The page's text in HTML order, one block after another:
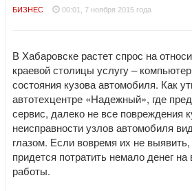
БИЗНЕС 00:01, 7 ноября 2015 года
В Хабаровске растет спрос на
краевой столицы услугу –
состояния кузова автомобиля. Как
автотехцентре «Надежный», где
сервис, далеко не все повреждения
неисправности узлов автомобиля
глазом. Если вовремя их не
придется потратить немало денег
работы.